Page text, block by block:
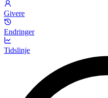
Givere
Endringer
Tidslinje